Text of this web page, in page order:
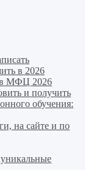
в 2026
в МФЦ 2026
и получить
обучения:
на сайте и по